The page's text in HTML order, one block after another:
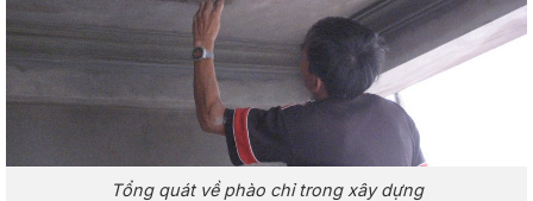
Tổng quát về phào chỉ trong xây dựng